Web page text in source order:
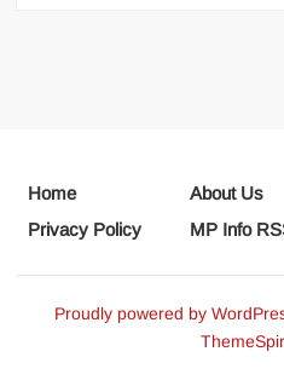
Home About Us
Privacy Policy
MP Info
Proudly powered by